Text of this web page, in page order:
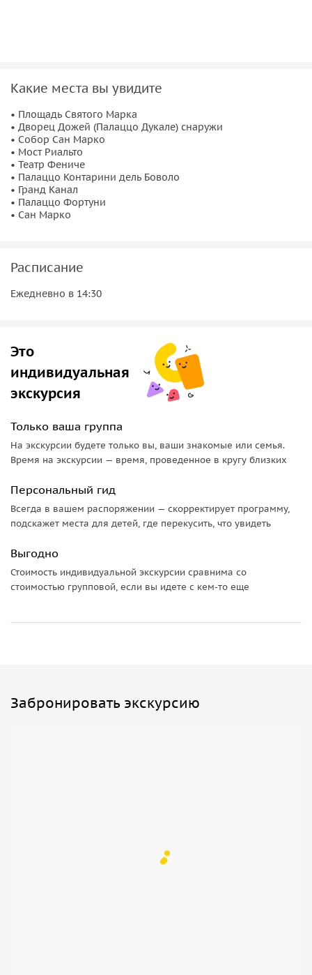
Какие места вы увидите
• Площадь Святого Марка
• Дворец Дожей (Палаццо Дукале) снаружи
• Собор Сан Марко
• Мост Риальто
• Театр Фениче
• Палаццо Контарини дель Боволо
• Гранд Канал
• Палаццо Фортуни
• Сан Марко
Расписание
Ежедневно в 14:30
Это
индивидуальная
экскурсия
Только ваша группа
На экскурсии будете только вы, ваши знакомые или семья.
Время на экскурсии — время, проведенное в кругу близких
Персональный гид
Всегда в вашем распоряжении — скорректирует программу,
подскажет места для детей, где перекусить, что увидеть
Выгодно
Стоимость индивидуальной экскурсии сравнима со
стоимостью групповой, если вы идете с кем-то еще
Забронировать экскурсию